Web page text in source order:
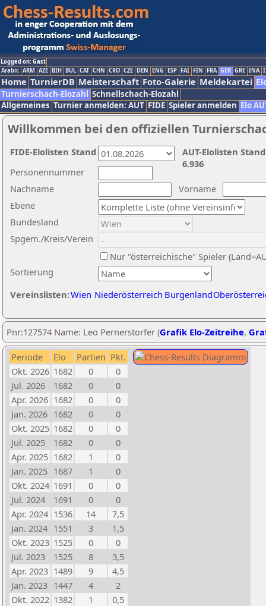
Logged on: Gast
Arabic ARM AZE BIH BUL CAT CHN CRO CZE DEN ENG ESP FAI FIN FRA GER GRE INA
Home TurnierDB Meisterschaft Foto-Galerie Meldekartei
Turnierschach-Elozahl Schnellschach-Elozahl
Allgemeines Turnier anmelden: AUT FIDE Spieler anmelden Elo
Willkommen bei den offiziellen
Nachname
Vorname
Ebene
Sortierung
Personennummer
Bundesland
Spgem./Kreis/Verein
Nur "österreichische" Spieler
Vereinslisten:Wien Niederösterreich Burgenland
AUT-Elolisten
6.936
FIDE-Elolisten Stand
Pnr:127574 Name: Leo Pernerstorfer (Grafik Elo-Zeitreihe,
Periode Elo Partien Pkt.
Okt. 2026 1682 0
0
Jul. 2026
1682 0
0
Apr. 2026 1682 0
0
Jan. 2026 1682 0
0
Okt. 2025 1682 0
0
Jul. 2025
1682 0
0
Apr. 2025 1682 1
0
Jan. 2025 1687 1
0
Okt. 2024 1691 0
0
Jul. 2024
1691 0
0
Apr. 2024 1536 14
7,5
Jan. 2024 1551 3
1,5
Okt. 2023 1525 0
0
Jul. 2023
1525 8
3,5
Apr. 2023 1489 9
4,5
Jan. 2023 1447 4
2
Okt. 2022 1382 1
0,5